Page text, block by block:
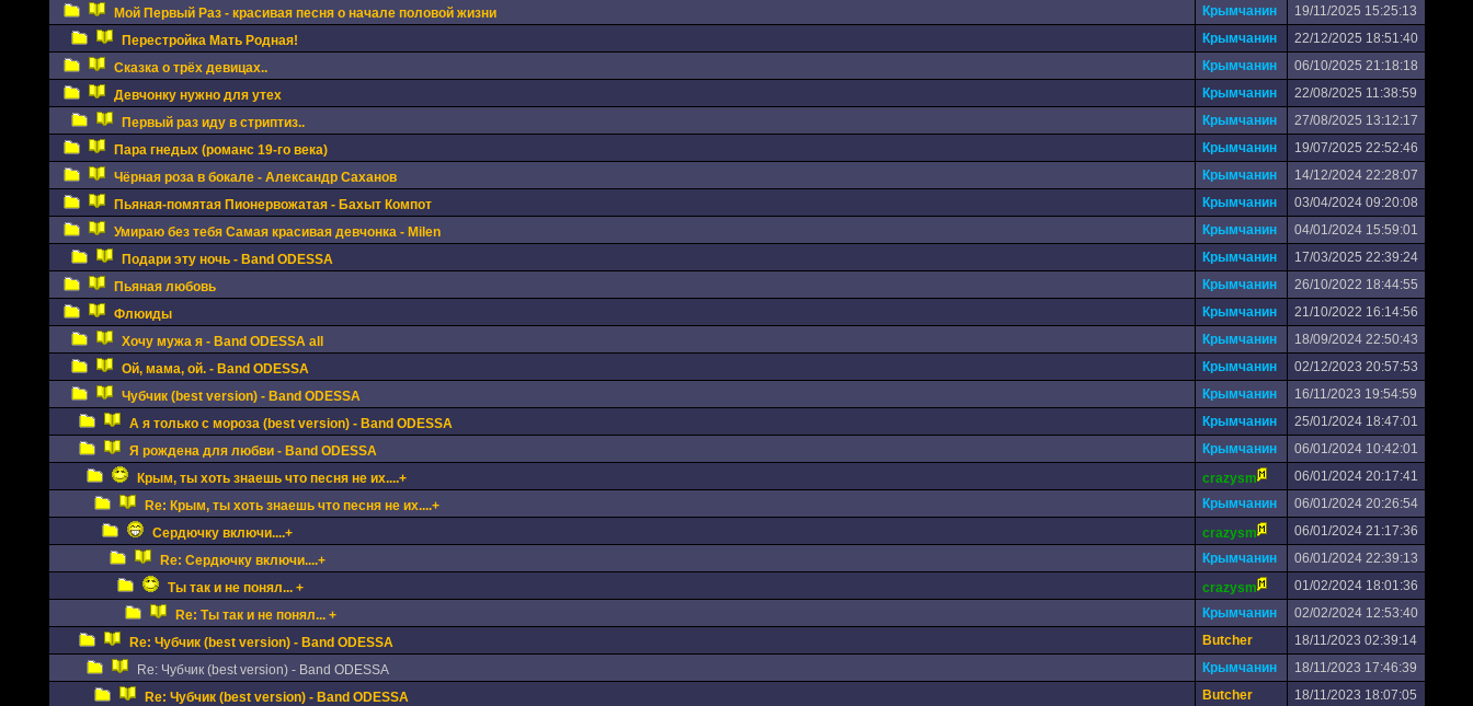
Мой Первый Раз - красивая песня о начале половой жизни
Крымчанин
19/11/2025 15:25:13
Перестройка Мать Родная!
Крымчанин
22/12/2025 18:51:40
Сказка о трёх девицах..
Крымчанин
06/10/2025 21:18:18
Девчонку нужно для утех
Крымчанин
22/08/2025 11:38:59
Первый раз иду в стриптиз..
Крымчанин
27/08/2025 13:12:17
Пара гнедых (романс 19-го века)
Крымчанин
19/07/2025 22:52:46
Чёрная роза в бокале - Александр Саханов
Крымчанин
14/12/2024 22:28:07
Пьяная-помятая Пионервожатая - Бахыт Компот
Крымчанин
03/04/2024 09:20:08
Умираю без тебя Самая красивая девчонка - Milen
Крымчанин
04/01/2024 15:59:01
Подари эту ночь - Band ODESSA
Крымчанин
17/03/2025 22:39:24
Пьяная любовь
Крымчанин
26/10/2022 18:44:55
Флюиды
Крымчанин
21/10/2022 16:14:56
Хочу мужа я - Band ODESSA all
Крымчанин
18/09/2024 22:50:43
Ой, мама, ой. - Band ODESSA
Крымчанин
02/12/2023 20:57:53
Чубчик (best version) - Band ODESSA
Крымчанин
16/11/2023 19:54:59
А я только с мороза (best version) - Band ODESSA
Крымчанин
25/01/2024 18:47:01
Я рождена для любви - Band ODESSA
Крымчанин
06/01/2024 10:42:01
Крым, ты хоть знаешь что песня не их....+
crazysm
06/01/2024 20:17:41
Re: Крым, ты хоть знаешь что песня не их....+
Крымчанин
06/01/2024 20:26:54
Сердючку включи....+
crazysm
06/01/2024 21:17:36
Re: Сердючку включи....+
Крымчанин
06/01/2024 22:39:13
Ты так и не понял... +
crazysm
01/02/2024 18:01:36
Re: Ты так и не понял... +
Крымчанин
02/02/2024 12:53:40
Re: Чубчик (best version) - Band ODESSA
Butcher
18/11/2023 02:39:14
Re: Чубчик (best version) - Band ODESSA
Крымчанин
18/11/2023 17:46:39
Re: Чубчик (best version) - Band ODESSA
Butcher
18/11/2023 18:07:05